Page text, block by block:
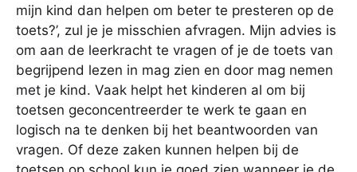
mijn kind dan helpen om beter te presteren op de
toets?’, zul je je misschien afvragen. Mijn advies is
om aan de leerkracht te vragen of je de toets van
begrijpend lezen in mag zien en door mag nemen
met je kind. Vaak helpt het kinderen al om bij
toetsen geconcentreerder te werk te gaan en
logisch na te denken bij het beantwoorden van
vragen. Of deze zaken kunnen helpen bij de